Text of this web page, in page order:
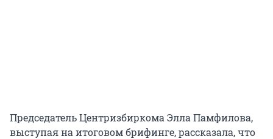
Председатель Центризбиркома Элла Памфилова,
выступая на итоговом брифинге, рассказала, что